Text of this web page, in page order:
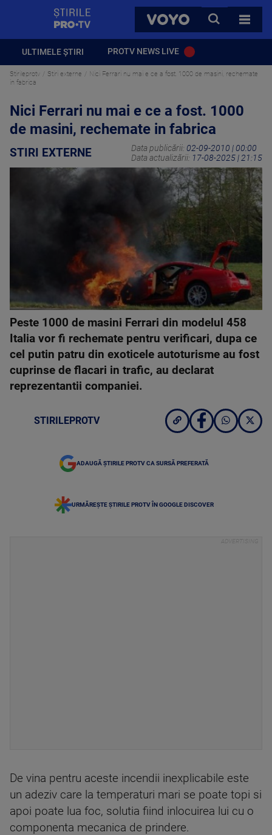
VOYO
CAUTA
TOATE
ULTIMELE ȘTIRI PROTV NEWS LIVE
Stirileprotv Stiri externe
Nici Ferrari nu mai e ce a fost. 1000 de masini, rechemate
in fabrica
Nici Ferrari nu mai e ce a fost. 1000
de masini, rechemate in fabrica
STIRI EXTERNE Data publicării: 02-09-2010 | 00:00
Data actualizării: 17-08-2025 | 21:15
Peste 1000 de masini Ferrari din modelul 458
Italia vor fi rechemate pentru verificari, dupa ce
cel putin patru din exoticele autoturisme au fost
cuprinse de flacari in trafic, au declarat
reprezentantii companiei.
STIRILEPROTV
ADAUGĂ ȘTIRILE PROTV CA SURSĂ PREFERATĂ
URMĂREȘTE ȘTIRILE PROTV ÎN GOOGLE DISCOVER
De vina pentru aceste incendii inexplicabile este
un adeziv care la temperaturi mari se poate topi si
apoi poate lua foc, solutia fiind inlocuirea lui cu o
componenta mecanica de prindere.